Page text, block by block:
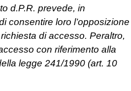
d.P.R. prevede, in
consentire loro l’opposizione
di accesso. Peraltro,
con riferimento alla
legge 241/1990 (art. 10